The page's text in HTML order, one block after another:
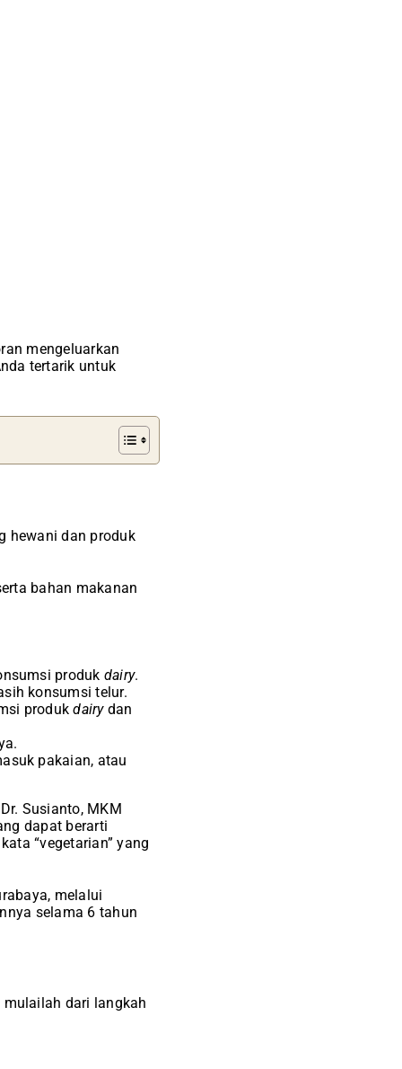
mengeluarkan
tertarik untuk
hewani dan produk
bahan makanan
produk dairy.
konsumsi telur.
produkdairydan
pakaian, atau
Susianto, MKM
dapat berarti
“vegetarian” yang
melalui
selama 6 tahun
dari langkah